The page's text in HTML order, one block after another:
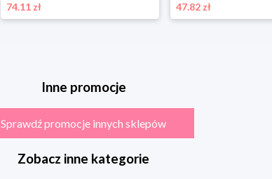
74.11 zł
47.82 zł
Inne promocje
Sprawdź promocje innych sklepów
Zobacz inne kategorie